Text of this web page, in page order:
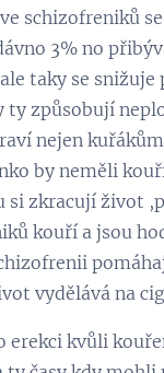
schizofreniků
3% no
taky se snižuje
ty způsobují
nejen
by neměli
si zkracují život
kouří a jsou
vydělává na
erekci kvůli